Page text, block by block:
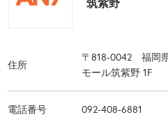
住所
〒818-0042 福岡
モール筑紫野 1F
電話番号 092-408-6881